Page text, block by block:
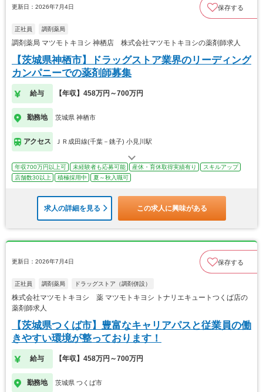
更新日：2026年7月4日 保存する
正社員 調剤薬局
調剤薬局 マツモトキヨシ 神栖店 株式会社マツモトキヨシの薬剤師求人
【茨城県神栖市】ドラッグストア業界のリーディング
カンパニーでの薬剤師募集
給与 【年収】458万円～700万円
勤務地 茨城県 神栖市
アクセス ＪＲ成田線(千葉－銚子) 小見川駅
年収700万円以上可 未経験者も応募可能 産休・育休取得実績有り
スキルアップ
店舗数30以上
積極採用中 夏～秋入職可
求人の詳細を見る この求人に興味がある
更新日：2026年7月4日 保存する
正社員 調剤薬局 ドラッグストア（調剤併設）
株式会社マツモトキヨシ 薬 マツモトキヨシ トナリエキュートつくば店の
薬剤師求人
【茨城県つくば市】豊富なキャリアパスと従業員の働
きやすい環境が整っております！
給与 【年収】458万円～700万円
勤務地 茨城県 つくば市